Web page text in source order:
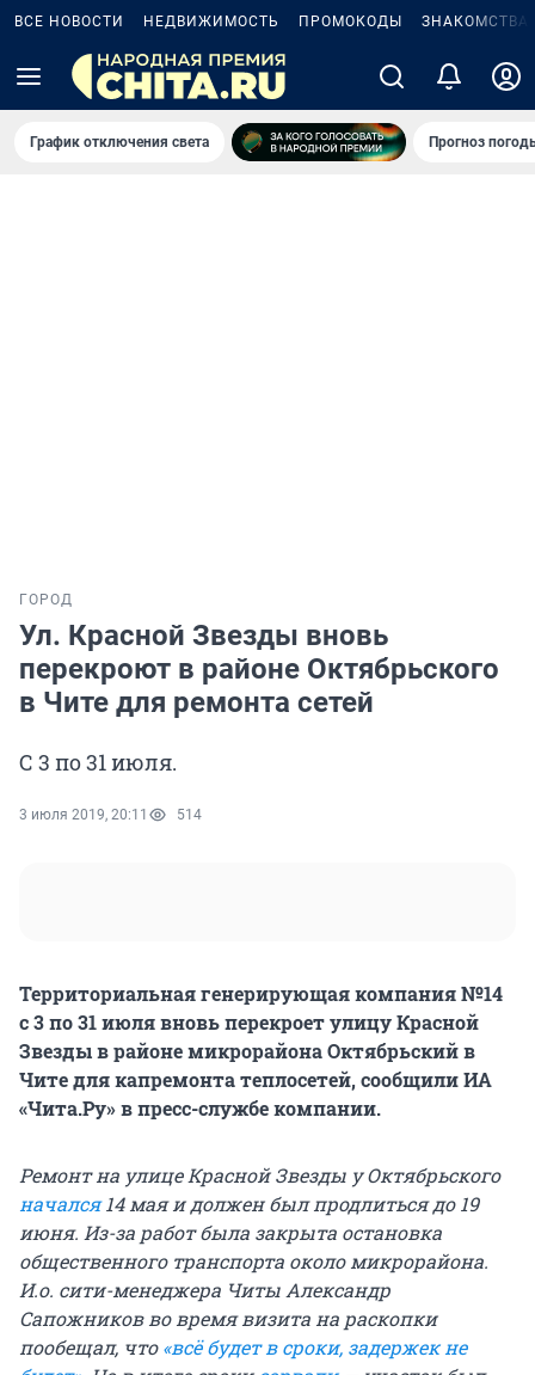
ВСЕ НОВОСТИ НЕДВИЖИМОСТЬ ПРОМОКОДЫ ЗНАКОМСТВА
График отключения света Прогноз
ГОРОД
Ул. Красной Звезды вновь
перекроют в районе Октябрьского
в Чите для ремонта сетей
С 3 по 31 июля.
3 июля 2019, 20:11 514
Территориальная генерирующая компания №14
с 3 по 31 июля вновь перекроет улицу Красной
Звезды в районе микрорайона Октябрьский в
Чите для капремонта теплосетей, сообщили ИА
«Чита.Ру» в пресс-службе компании.
Ремонт на улице Красной Звезды у Октябрьского
начался14 мая и должен был продлиться до 19
июня. Из-за работ была закрыта остановка
общественного транспорта около микрорайона.
И.о. сити-менеджера Читы Александр
Сапожников во время визита на раскопки
пообещал, что«всё будет в сроки, задержек не